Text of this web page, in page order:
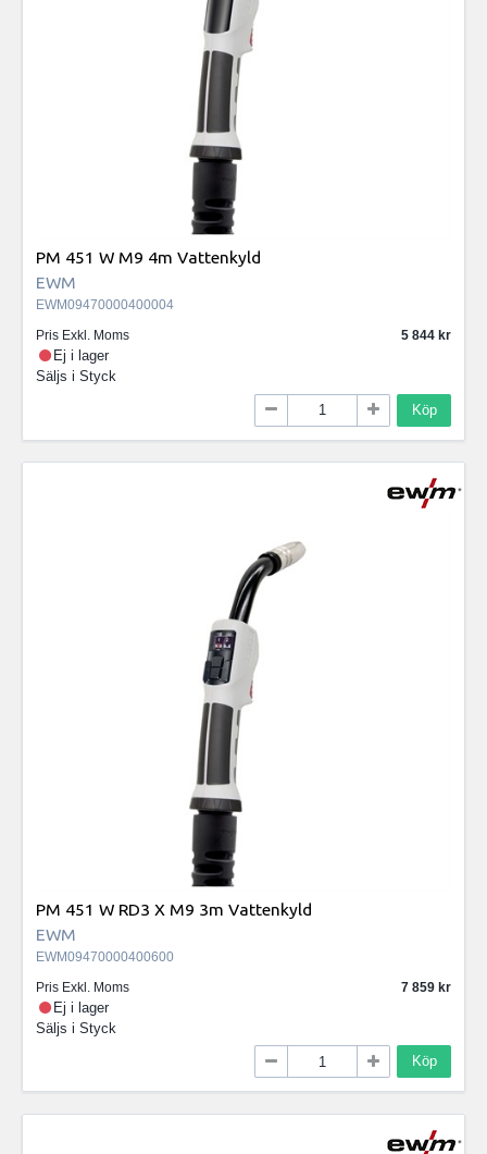
PM 451 W M9 4m Vattenkyld
EWM
EWM09470000400004
Pris Exkl. Moms
5 844
Ej i lager
Säljs i Styck
Köp
PM 451 W RD3 X M9 3m Vattenkyld
EWM
EWM09470000400600
Pris Exkl. Moms
7 859
Ej i lager
Säljs i Styck
Köp